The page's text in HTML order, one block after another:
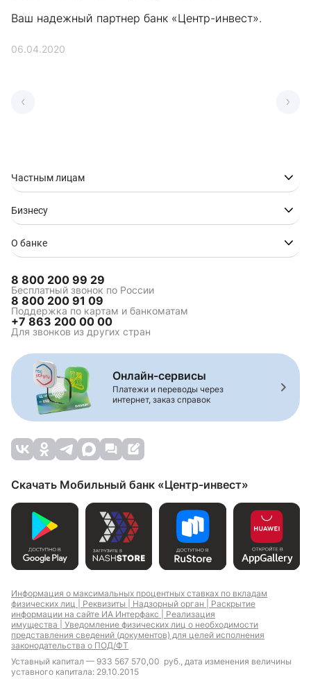
Ваш надежный партнер банк «Центр-инвест».
06.04.2020
Частным лицам
Бизнесу
О банке
8 800 200 99 29
Бесплатный звонок по России
8 800 200 91 09
Поддержка по картам и банкоматам
+7 863 200 00 00
Для звонков из других стран
Онлайн-сервисы
Платежи и переводы через
интернет, заказ справок
Скачать Мобильный банк «Центр-инвест»
Информация о максимальных процентных ставках по вкладам
физических лиц | Реквизиты | Надзорный орган | Раскрытие
информации на сайте ИА Интерфакс | Реализация
имущества | Уведомление физических лиц о необходимости
представления сведений (документов) для целей исполнения
законодательства о ПОД/ФТ
Уставный капитал — 933 567 570,00 руб., дата изменения величины
уставного капитала: 29.10.2015